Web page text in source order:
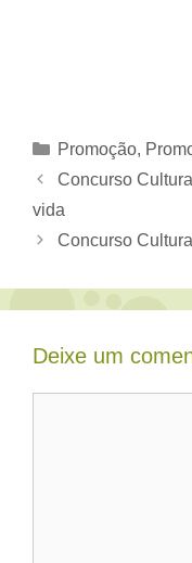
Categorias
Promoção,
Concurso
vida
Concurso
Deixe um